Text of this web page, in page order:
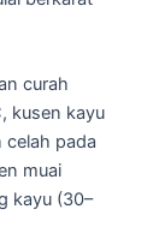
curah
kusen kayu
pada
muai
kayu (30–